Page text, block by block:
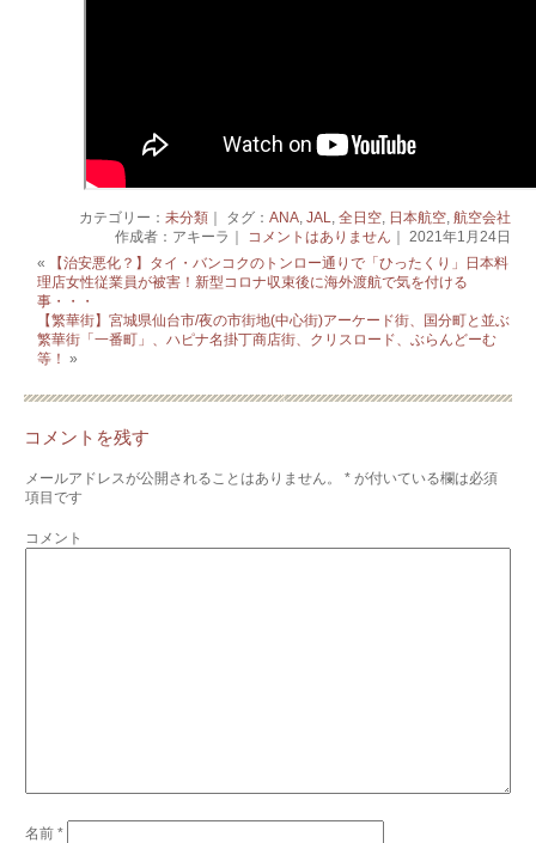
カテゴリー： 未分類｜ タグ： ANA, JAL, 全日空, 日本航空, 航空会社
作成者：アキーラ｜ コメントはありません ｜ 2021年1月24日
«
【治安悪化？】タイ・バンコクのトンロー通りで「ひったくり」日本料
理店女性従業員が被害！新型コロナ収束後に海外渡航で気を付ける
事・・・
【繁華街】宮城県仙台市/夜の市街地(中心街)アーケード街、国分町と並ぶ
繁華街「一番町」、ハピナ名掛丁商店街、クリスロード、ぶらんどーむ
等！ »
コメントを残す
メールアドレスが公開されることはありません。 * が付いている欄は必須
項目です
コメント
名前*